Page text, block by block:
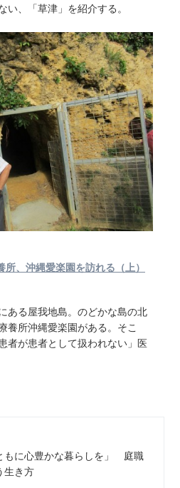
い、「草津」を紹介する。
、沖縄愛楽園を訪れる（上）
ある屋我地島。のどかな島の北
養所沖縄愛楽園がある。そこ
者が患者として扱われない」医
もに心豊かな暮らしを」 庭職
生き方